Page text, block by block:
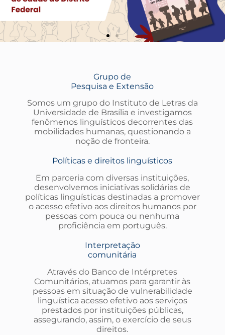
Grupo de
Pesquisa e Extensão
Somos um grupo do Instituto de Letras da
Universidade de Brasília e investigamos
fenômenos linguísticos decorrentes das
mobilidades humanas, questionando a
noção de fronteira.
Políticas e direitos linguísticos
Em parceria com diversas instituições,
desenvolvemos iniciativas solidárias de
políticas linguísticas destinadas a promover
o acesso efetivo aos direitos humanos por
pessoas com pouca ou nenhuma
proficiência em português.
Interpretação
comunitária
Através do Banco de Intérpretes
Comunitários, atuamos para garantir às
pessoas em situação de vulnerabilidade
linguística acesso efetivo aos serviços
prestados por instituições públicas,
assegurando, assim, o exercício de seus
direitos.